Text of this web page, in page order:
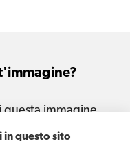
in questo sito
questa immagine
progetti?